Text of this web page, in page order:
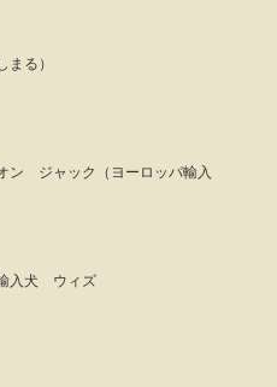
る）
ン ジャック（ヨーロッパ輸入
入犬 ウィズ